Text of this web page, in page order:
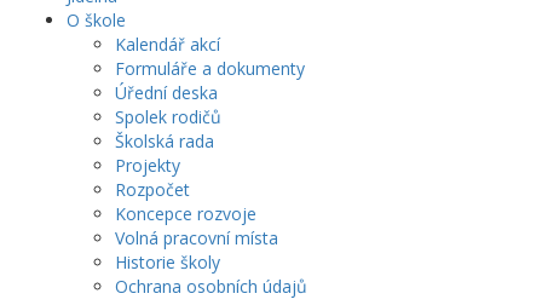
O škole
Kalendář akcí
Formuláře a dokumenty
Úřední deska
Spolek rodičů
Školská rada
Projekty
Rozpočet
Koncepce rozvoje
Volná pracovní místa
Historie školy
Ochrana osobních údajů